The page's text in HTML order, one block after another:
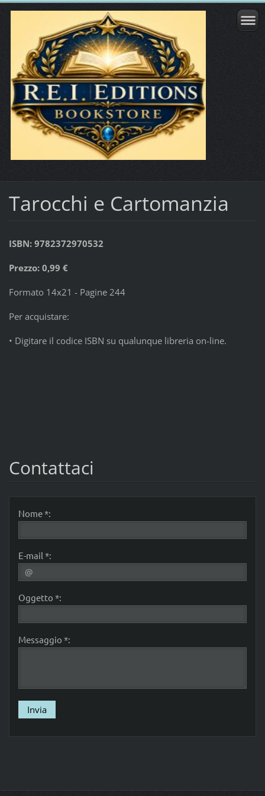
Tarocchi e Cartomanzia
ISBN: 9782372970532
Prezzo: 0,99 €
Formato 14x21 - Pagine 244
Per acquistare:
• Digitare il codice ISBN su qualunque libreria on-line.
Contattaci
Nome *:
E-mail *:
Oggetto *:
Messaggio *: